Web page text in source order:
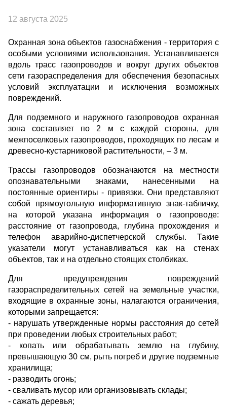
12 августа 2025
Охранная зона объектов газоснабжения - территория с
особыми условиями использования. Устанавливается
вдоль трасс газопроводов и вокруг других объектов
сети газораспределения для обеспечения безопасных
условий эксплуатации и исключения возможных
повреждений.
Для подземного и наружного газопроводов охранная
зона составляет по 2 м с каждой стороны, для
межпоселковых газопроводов, проходящих по лесам и
древесно-кустарниковой растительности, – 3 м.
Трассы газопроводов обозначаются на местности
опознавательными знаками, нанесенными на
постоянные ориентиры - привязки. Они представляют
собой прямоугольную информативную знак-табличку,
на которой указана информация о газопроводе:
расстояние от газопровода, глубина прохождения и
телефон аварийно-диспетчерской службы. Такие
указатели могут устанавливаться как на стенах
объектов, так и на отдельно стоящих столбиках.
Для предупреждения повреждений
газораспределительных сетей на земельные участки,
входящие в охранные зоны, налагаются ограничения,
которыми запрещается:
- нарушать утвержденные нормы расстояния до сетей
при проведении любых строительных работ;
- копать или обрабатывать землю на глубину,
превышающую 30 см, рыть погреб и другие подземные
хранилища;
- разводить огонь;
- сваливать мусор или организовывать склады;
- сажать деревья;